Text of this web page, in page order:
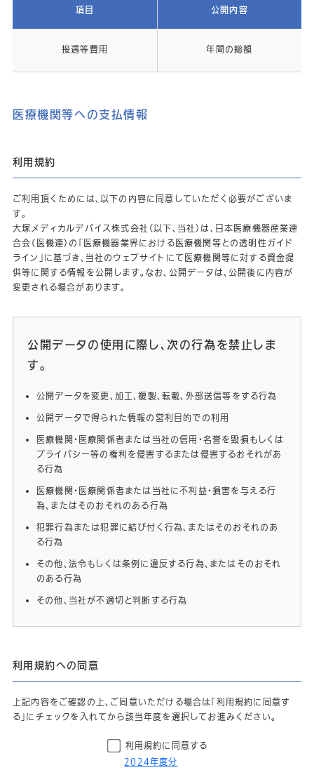
項目 公開内容
接遇等費用 年間の総額
医療機関等への支払情報
利用規約
ご利用頂くためには、以下の内容に同意していただく必要がございま
す。
大塚メディカルデバイス株式会社（以下、当社）は、日本医療機器産業連
合会（医機連）の「医療機器業界における医療機関等との透明性ガイド
ライン」に基づき、当社のウェブサイトにて医療機関等に対する資金提
供等に関する情報を公開します。なお、公開データは、公開後に内容が
変更される場合があります。
公開データの使用に際し、次の行為を禁止しま
す。
公開データを変更、加工、複製、転載、外部送信等をする行為
公開データで得られた情報の営利目的での利用
医療機関・医療関係者または当社の信用・名誉を毀損もしくは
プライバシー等の権利を侵害するまたは侵害するおそれがあ
る行為
医療機関・医療関係者または当社に不利益・損害を与える行
為、またはそのおそれのある行為
犯罪行為または犯罪に結び付く行為、またはそのおそれのあ
る行為
その他、法令もしくは条例に違反する行為、またはそのおそれ
のある行為
その他、当社が不適切と判断する行為
利用規約への同意
上記内容をご確認の上、ご同意いただける場合は「利用規約に同意す
る」にチェックを入れてから該当年度を選択してお進みください。
利用規約に同意する
2024年度分